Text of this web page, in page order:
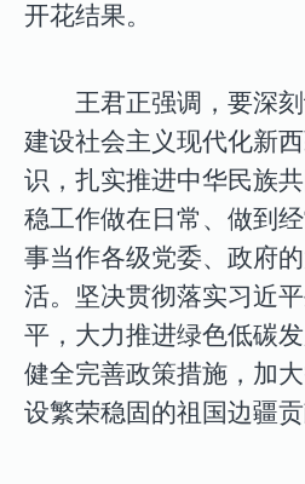
开花结果。
王君正强调，要深
建设社会主义现代化新西
识，扎实推进中华民族
稳工作做在日常、做到
事当作各级党委、政府
活。 坚决贯彻落实习近
平，大力推进绿色低碳
健全完善政策措施，加
设繁荣稳固的祖国边疆贡